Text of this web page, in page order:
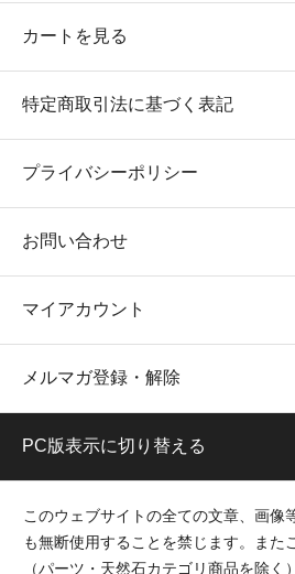
カートを見る
特定商取引法に基づく表記
プライバシーポリシー
お問い合わせ
マイアカウント
メルマガ登録・解除
PC版表示に切り替える
このウェブサイトの全ての文章、画像
も無断使用することを禁じます。また
（パーツ・天然石カテゴリ商品を除く